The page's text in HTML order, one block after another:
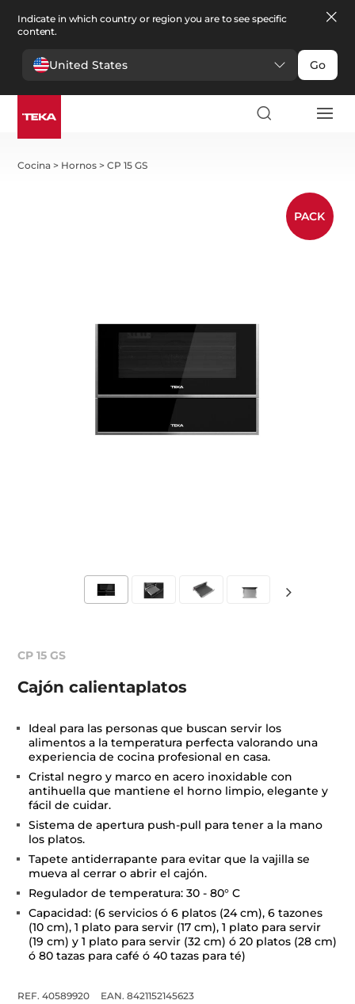
Indicate in which country or region you are to see specific
content.
United States Go
Cocina > Hornos >CP 15 GS
PACK
CP 15 GS
Cajón calientaplatos
Ideal para las personas que buscan servir los
alimentos a la temperatura perfecta valorando una
experiencia de cocina profesional en casa.
Cristal negro y marco en acero inoxidable con
antihuella que mantiene el horno limpio, elegante y
fácil de cuidar.
Sistema de apertura push-pull para tener a la mano
los platos.
Tapete antiderrapante para evitar que la vajilla se
mueva al cerrar o abrir el cajón.
Regulador de temperatura: 30 - 80° C
Capacidad: (6 servicios ó 6 platos (24 cm), 6 tazones
(10 cm), 1 plato para servir (17 cm), 1 plato para servir
(19 cm) y 1 plato para servir (32 cm) ó 20 platos (28 cm)
ó 80 tazas para café ó 40 tazas para té)
REF. 40589920
EAN. 8421152145623